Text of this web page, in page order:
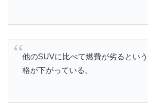
他のSUVに比べて燃費が劣るとい
格が下がっている。